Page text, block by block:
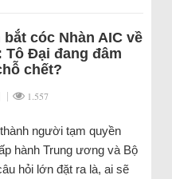
bắt cóc Nhàn AIC về
Tô Đại đang đâm
chết?
| 1.557
người tạm quyền
hành Trung ương và Bộ
hỏi lớn đặt ra là, ai sẽ